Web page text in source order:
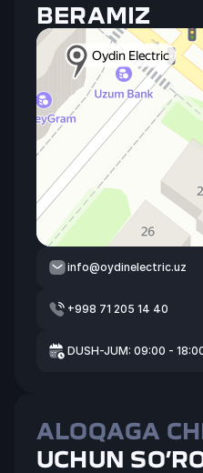
BERAMIZ
info@oydinelectric.uz
+998 71 205 14 40
DUSH-JUM: 09:00 -
ALOQAGA
UCHUN